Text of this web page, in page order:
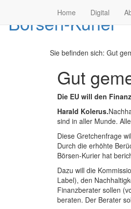
Home Digital
Sie befinden sich: Gut
Gut
Die EU will den
Harald Kolerus.
sind in aller Munde.
Diese Gretchenfrage
Durch die erhöhte
Börsen-Kurier hat
Dazu will die
Label), den
Finanzberater sollen
beraten. Der Berater